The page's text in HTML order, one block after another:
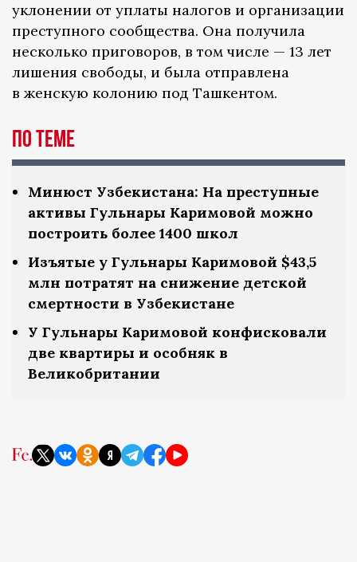
уклонении от уплаты налогов и организации
преступного сообщества. Она получила
несколько приговоров, в том числе — 13 лет
лишения свободы, и была отправлена
в женскую колонию под Ташкентом.
По теме
Минюст Узбекистана: На преступные
активы Гульнары Каримовой можно
построить более 1400 школ
Изъятые у Гульнары Каримовой $43,5
млн потратят на снижение детской
смертности в Узбекистане
У Гульнары Каримовой конфисковали
две квартиры и особняк в
Великобритании